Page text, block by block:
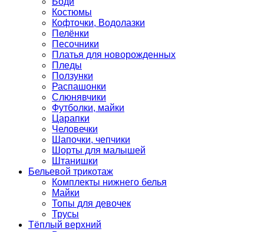
Костюмы
Кофточки, Водолазки
Пелёнки
Песочники
Платья для новорожденных
Пледы
Ползунки
Распашонки
Слюнявчики
Футболки, майки
Царапки
Человечки
Шапочки, чепчики
Шорты для малышей
Штанишки
Бельевой трикотаж
Комплекты нижнего белья
Майки
Топы для девочек
Трусы
Тёплый верхний